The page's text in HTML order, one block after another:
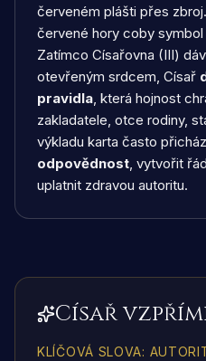
červeném plášti přes
červené hory coby
Zatímco Císařovna (III)
otevřeným srdcem, Císař
pravidla, která hojnost
zakladatele, otce rodiny,
výkladu karta často
odpovědnost, vytvořit
uplatnit zdravou autoritu.
Císař
KLÍČOVÁ SLOVA: